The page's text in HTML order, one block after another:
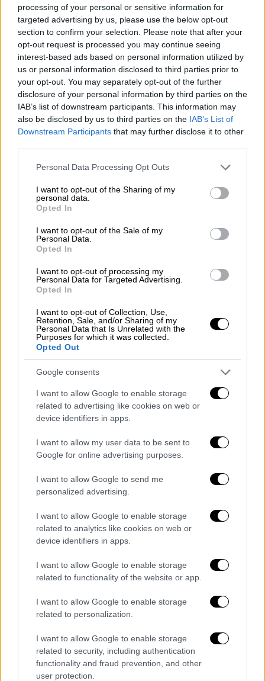
processing of your personal or sensitive information for
targeted advertising by us, please use the below opt-out
section to confirm your selection. Please note that after your
opt-out request is processed you may continue seeing
interest-based ads based on personal information utilized by
us or personal information disclosed to third parties prior to
your opt-out. You may separately opt-out of the further
disclosure of your personal information by third parties on the
IAB’s list of downstream participants. This information may
also be disclosed by us to third parties on the IAB’s List of
Downstream Participants that may further disclose it to other
Please note that this website/app uses one or more Google
not limited to your visit or usage behaviour. You may click to
grant or deny consent to Google and its third-party tags to
use your data for below specified purposes in below Google
consent section.
Personal Data Processing Opt Outs
I want to opt-out of the Sharing of my
personal data.
Opted In
I want to opt-out of the Sale of my
Personal Data.
Opted In
I want to opt-out of processing my
Personal Data for Targeted Advertising.
Opted In
I want to opt-out of Collection, Use,
Retention, Sale, and/or Sharing of my
Personal Data that Is Unrelated with the
Purposes for which it was collected.
Opted Out
Google consents
I want to allow Google to enable storage
related to advertising like cookies on web or
device identifiers in apps.
I want to allow my user data to be sent to
Google for online advertising purposes.
I want to allow Google to send me
personalized advertising.
I want to allow Google to enable storage
related to analytics like cookies on web or
device identifiers in apps.
I want to allow Google to enable storage
related to functionality of the website or app.
I want to allow Google to enable storage
related to personalization.
I want to allow Google to enable storage
related to security, including authentication
functionality and fraud prevention, and other
user protection.
ΔΙΑΒΑΣΤΕ ΕΠΙΣΗΣ
Ελλάδα|09.06.2025 15:38
Σοκ στην Πάρο: Βρέφος 5 μηνών
έφυγε από τη ζωή - Συνελήφθησαν οι
γονείς του
Ελλάδα|10.06.2025 21:25
Πάρος: Σπαράζει ο αδερφός του
πέντε μηνών βρέφους που πέθανε -
άφησαν μόνη»
Όπως ανακοίνωσε ο συνήγορος υπεράσπισης
των γονέων, Κωνσταντίνος Δοκιμάκης, ο
πατέρας αφέθηκε ελεύθερος, με μοναδικό
περιοριστικό όρο την απαγόρευση εξόδου
από τη χώρα, σύμφωνα με την ιστοσελίδα
cyclades24.gr.
Υπενθυμίζεται πως οι δύο γονείς
συνελήφθησαν τη Δευτέρα (09/06) και
εισαγγελικών Αρχώντης Σύρου,
προκειμένου να ακολουθηθούν οι
γνωστό, η μητέρα ζήτησε και έλαβε
προθεσμία για να απολογηθεί το πρωί της
Πέμπτης.
«Το παιδί στην πραγματικότητα ήρθε
νεκρό στο Κέντρο Υγείας»